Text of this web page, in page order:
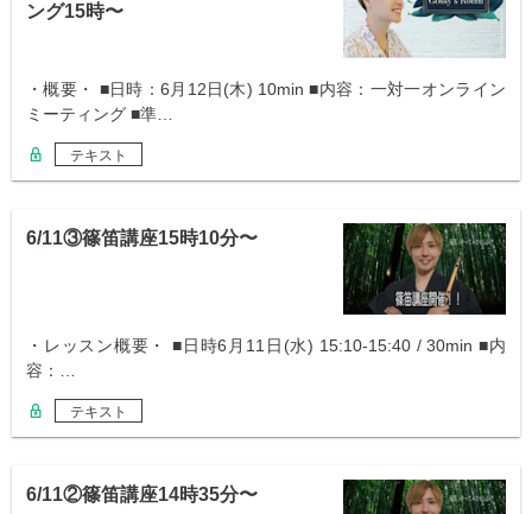
ング15時〜
・概要・ ■日時：6月12日(木) 10min ■内容：一対一オンライン
ミーティング ■準…
テキスト
6/11③篠笛講座15時10分〜
・レッスン概要・ ■日時6月11日(水) 15:10-15:40 / 30min ■内
容：…
テキスト
6/11②篠笛講座14時35分〜